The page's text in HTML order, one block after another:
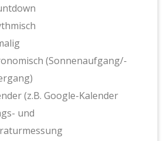
(Sonnenaufgang/-
(z.B. Google-Kalender
und